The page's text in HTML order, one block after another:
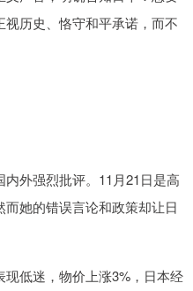
历史、恪守和平承诺，而不
外强烈批评。11月21日是高
她的错误言论和政策却让日
低迷，物价上涨3%，日本经